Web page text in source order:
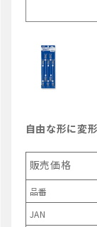
自由な形に変
販売価格
品番
JAN